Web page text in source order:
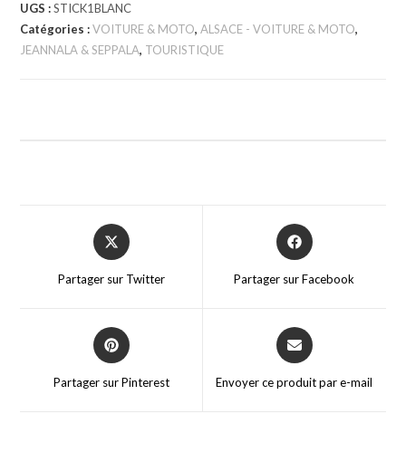
UGS :STICK1BLANC
Catégories :VOITURE & MOTO,ALSACE - VOITURE & MOTO,
JEANNALA & SEPPALA, TOURISTIQUE
Partager sur Twitter Partager sur Facebook
Partager sur Pinterest Envoyer ce produit par e-mail